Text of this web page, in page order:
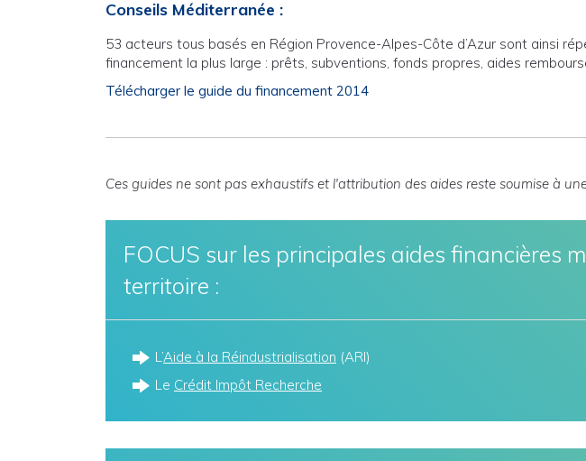
Conseils Méditerranée :
53 acteurs tous basés en Région Provence-Alpes-Côte d’Azur sont ainsi
financement la plus large : prêts, subventions, fonds propres, aides
Télécharger le guide du financement 2014
Ces guides ne sont pas exhaustifs et l'attribution des aides reste soumise à
FOCUS sur les principales aides financières
territoire :
L’Aide à la Réindustrialisation (ARI)
Le Crédit Impôt Recherche